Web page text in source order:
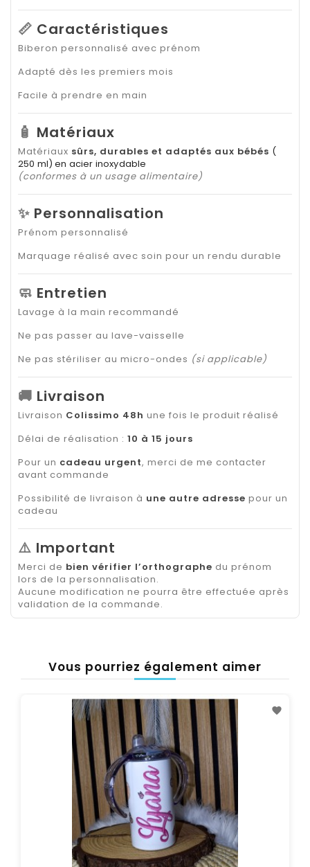
📏 Caractéristiques
Biberon personnalisé avec prénom
Adapté dès les premiers mois
Facile à prendre en main
🧴 Matériaux
Matériaux sûrs, durables et adaptés aux bébés (
250 ml) en acier inoxydable
(conformes à un usage alimentaire)
✨ Personnalisation
Prénom personnalisé
Marquage réalisé avec soin pour un rendu durable
🧼 Entretien
Lavage à la main recommandé
Ne pas passer au lave-vaisselle
Ne pas stériliser au micro-ondes (si applicable)
🚚 Livraison
Livraison Colissimo 48h une fois le produit réalisé
Délai de réalisation : 10 à 15 jours
Pour un cadeau urgent, merci de me contacter
avant commande
Possibilité de livraison à une autre adresse pour un
cadeau
⚠️ Important
Merci de bien vérifier l’orthographe du prénom
lors de la personnalisation.
Aucune modification ne pourra être effectuée après
validation de la commande.
Vous pourriez également aimer